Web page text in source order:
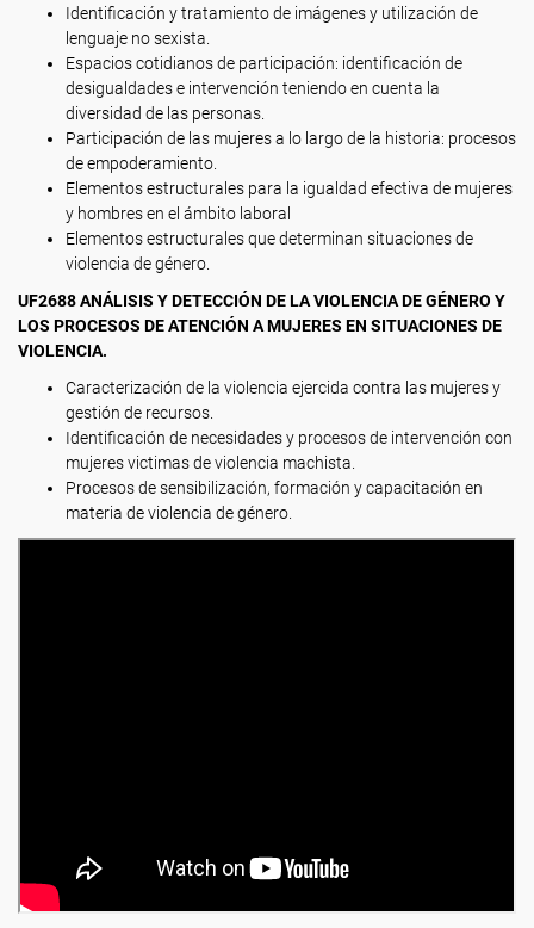
Identificación y tratamiento de imágenes y utilización de
lenguaje no sexista.
Espacios cotidianos de participación: identificación de
desigualdades e intervención teniendo en cuenta la
diversidad de las personas.
Participación de las mujeres a lo largo de la historia: procesos
de empoderamiento.
Elementos estructurales para la igualdad efectiva de mujeres
y hombres en el ámbito laboral
Elementos estructurales que determinan situaciones de
violencia de género.
UF2688 ANÁLISIS Y DETECCIÓN DE LA VIOLENCIA DE GÉNERO Y
LOS PROCESOS DE ATENCIÓN A MUJERES EN SITUACIONES DE
VIOLENCIA.
Caracterización de la violencia ejercida contra las mujeres y
gestión de recursos.
Identificación de necesidades y procesos de intervención con
mujeres victimas de violencia machista.
Procesos de sensibilización, formación y capacitación en
materia de violencia de género.